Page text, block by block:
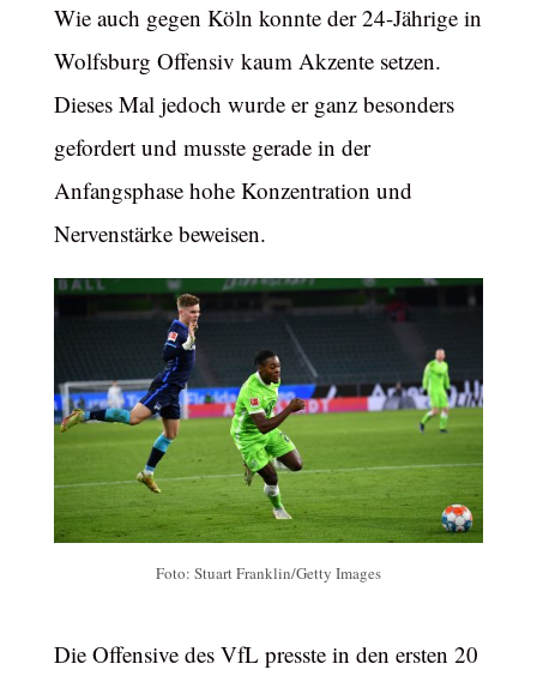
Wie auch gegen Köln konnte der 24-Jährige in
Wolfsburg Offensiv kaum Akzente setzen.
Dieses Mal jedoch wurde er ganz besonders
gefordert und musste gerade in der
Anfangsphase hohe Konzentration und
Nervenstärke beweisen.
Foto: Stuart Franklin/Getty Images
Die Offensive des VfL presste in den ersten 20